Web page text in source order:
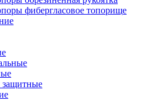
фибергласовое топорище